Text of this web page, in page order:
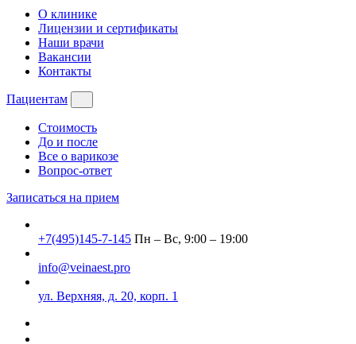
О клинике
Лицензии и сертификаты
Наши врачи
Вакансии
Контакты
Пациентам
Стоимость
До и после
Все о варикозе
Вопрос-ответ
Записаться на прием
+7(495)145-7-145 Пн – Вс, 9:00 – 19:00
info@veinaest.pro
ул. Верхняя, д. 20, корп. 1